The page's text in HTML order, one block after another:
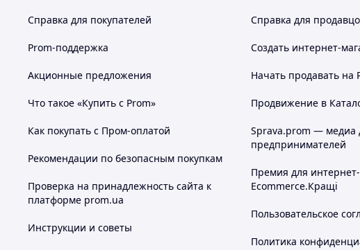
Справка для покупателей
Prom-поддержка
Акционные предложения
Что такое «Купить с Prom»
Как покупать с Пром-оплатой
Рекомендации по безопасным покупкам
Проверка на принадлежность сайта к
платформе prom.ua
Инструкции и советы
Справка для
Создать интернет-
Начать продавать на
Продвижение в
Sprava.prom — медиа
предпринимателей
Премия для
Ecommerce.Кращі
Пользовательское
Политика